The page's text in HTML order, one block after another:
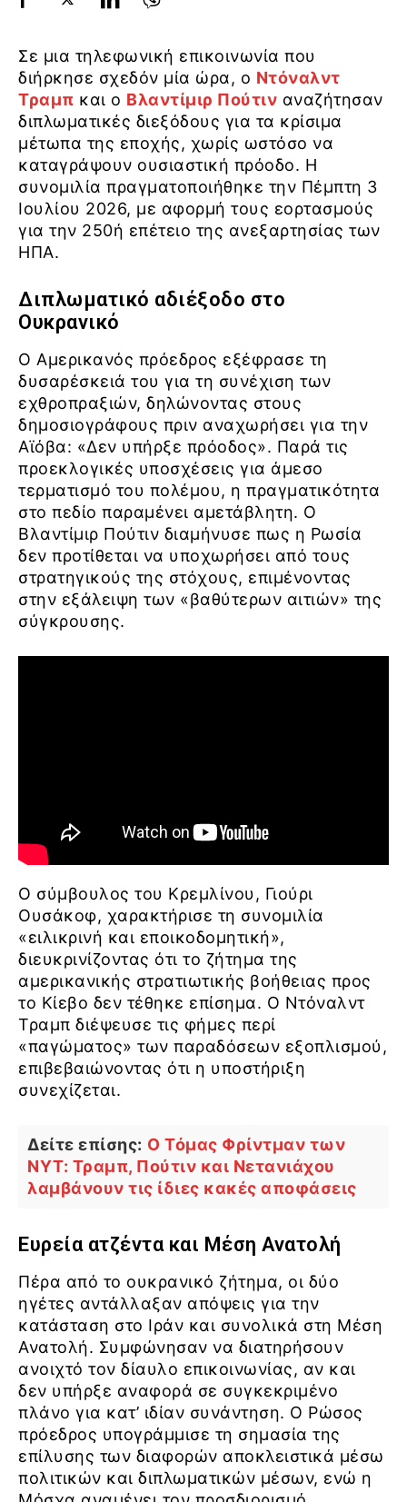
Σε μια τηλεφωνική επικοινωνία που
διήρκησε σχεδόν μία ώρα, ο Ντόναλντ
Τραμπ και ο Βλαντίμιρ Πούτιν αναζήτησαν
διπλωματικές διεξόδους για τα κρίσιμα
μέτωπα της εποχής, χωρίς ωστόσο να
καταγράψουν ουσιαστική πρόοδο. Η
συνομιλία πραγματοποιήθηκε την Πέμπτη 3
Ιουλίου 2026, με αφορμή τους εορτασμούς
για την 250ή επέτειο της ανεξαρτησίας των
ΗΠΑ.
Διπλωματικό αδιέξοδο στο
Ουκρανικό
Ο Αμερικανός πρόεδρος εξέφρασε τη
δυσαρέσκειά του για τη συνέχιση των
εχθροπραξιών, δηλώνοντας στους
δημοσιογράφους πριν αναχωρήσει για την
Αϊόβα: «Δεν υπήρξε πρόοδος». Παρά τις
προεκλογικές υποσχέσεις για άμεσο
τερματισμό του πολέμου, η πραγματικότητα
στο πεδίο παραμένει αμετάβλητη. Ο
Βλαντίμιρ Πούτιν διαμήνυσε πως η Ρωσία
δεν προτίθεται να υποχωρήσει από τους
στρατηγικούς της στόχους, επιμένοντας
στην εξάλειψη των «βαθύτερων αιτιών» της
σύγκρουσης.
Ο σύμβουλος του Κρεμλίνου, Γιούρι
Ουσάκοφ, χαρακτήρισε τη συνομιλία
«ειλικρινή και εποικοδομητική»,
διευκρινίζοντας ότι το ζήτημα της
αμερικανικής στρατιωτικής βοήθειας προς
το Κίεβο δεν τέθηκε επίσημα. Ο Ντόναλντ
Τραμπ διέψευσε τις φήμες περί
«παγώματος» των παραδόσεων εξοπλισμού,
επιβεβαιώνοντας ότι η υποστήριξη
συνεχίζεται.
Δείτε επίσης: Ο Τόμας Φρίντμαν των
NYT: Τραμπ, Πούτιν και Νετανιάχου
λαμβάνουν τις ίδιες κακές αποφάσεις
Ευρεία ατζέντα και Μέση Ανατολή
Πέρα από το ουκρανικό ζήτημα, οι δύο
ηγέτες αντάλλαξαν απόψεις για την
κατάσταση στο Ιράν και συνολικά στη Μέση
Ανατολή. Συμφώνησαν να διατηρήσουν
ανοιχτό τον δίαυλο επικοινωνίας, αν και
δεν υπήρξε αναφορά σε συγκεκριμένο
πλάνο για κατ’ ιδίαν συνάντηση. Ο Ρώσος
πρόεδρος υπογράμμισε τη σημασία της
επίλυσης των διαφορών αποκλειστικά μέσω
πολιτικών και διπλωματικών μέσων, ενώ η